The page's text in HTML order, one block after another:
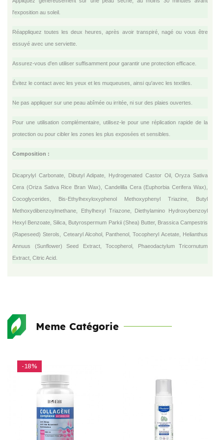
l'exposition au soleil.
Réappliquez toutes les deux heures, après avoir transpiré, nagé ou vous être
essuyé avec une serviette.
Assurez-vous d'en utiliser suffisamment pour garantir une protection efficace.
Évitez le contact avec les yeux et les muqueuses, ainsi qu'avec les textiles.
Ne pas appliquer sur une peau abîmée ou irritée, ni sur des plaies ouvertes.
Pour une utilisation complémentaire, utilisez-le pour une réplication rapide de la
protection ou pour cibler les zones les plus exposées et sensibles.
Composition :
Dicaprylyl Carbonate, Dibutyl Adipate, Hydrogenated Castor Oil, Oryza Sativa
Cera (Oriza Sativa Rice Bran Wax), Candelilla Cera (Euphorbia Cerifera Wax),
Cocoglycerides, Bis-Ethylhexyloxyphenol Methoxyphenyl Triazine, Butyl
Methoxydibenzoylmethane, Ethylhexyl Triazone, Diethylamino Hydroxybenzoyl
Hexyl Benzoate, Silica, Butyrospermum Parkii (Shea) Butter, Brassica Campestris
(Rapeseed) Sterols, Cetearyl Alcohol, Panthenol, Tocopheryl Acetate, Helianthus
Annuus (Sunflower) Seed Extract, Tocopherol, Phaeodactylum Tricornutum
Extract, Citric Acid.
Meme Catégorie